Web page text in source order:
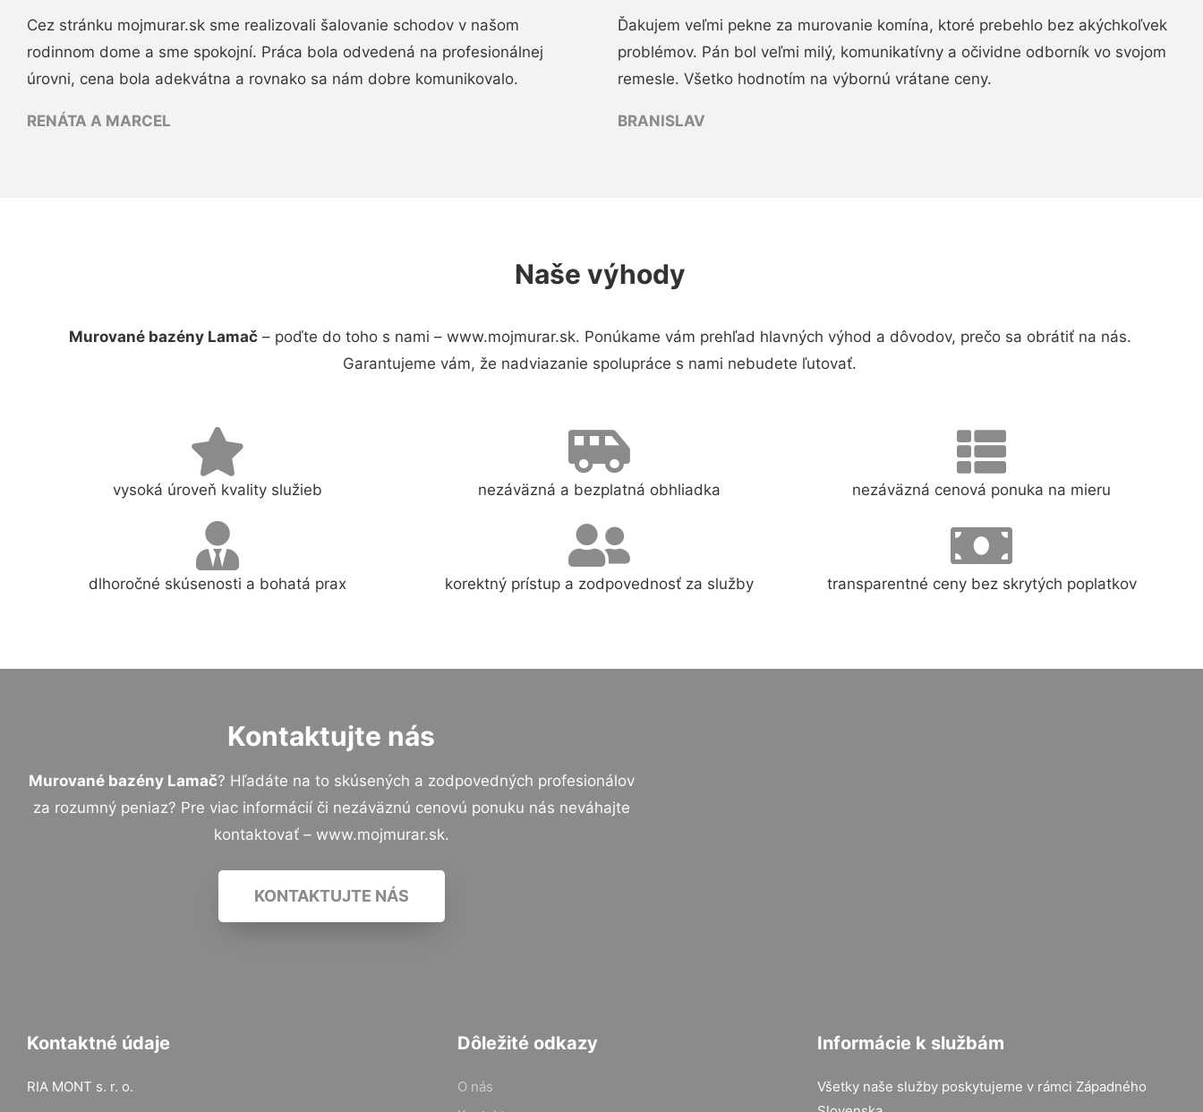
Cez stránku mojmurar.sk sme realizovali šalovanie schodov v našom
rodinnom dome a sme spokojní. Práca bola odvedená na profesionálnej
úrovni, cena bola adekvátna a rovnako sa nám dobre komunikovalo.
RENÁTA A MARCEL
Ďakujem veľmi pekne za murovanie komína, ktoré prebehlo bez akýchkoľvek
problémov. Pán bol veľmi milý, komunikatívny a očividne odborník vo svojom
remesle. Všetko hodnotím na výbornú vrátane ceny.
BRANISLAV
Naše výhody
Murované bazény Lamač– poďte do toho s nami – www.mojmurar.sk. Ponúkame vám prehľad hlavných výhod a dôvodov, prečo sa obrátiť na nás.
Garantujeme vám, že nadviazanie spolupráce s nami nebudete ľutovať.
vysoká úroveň kvality služieb nezáväzná a bezplatná obhliadka nezáväzná cenová ponuka na mieru
dlhoročné skúsenosti a bohatá prax korektný prístup a zodpovednosť za služby transparentné ceny bez skrytých poplatkov
Kontaktujte nás
Murované bazény Lamač? Hľadáte na to skúsených a zodpovedných profesionálov
za rozumný peniaz? Pre viac informácií či nezáväznú cenovú ponuku nás neváhajte
kontaktovať – www.mojmurar.sk.
KONTAKTUJTE NÁS
Kontaktné údaje
RIA MONT s. r. o.
Dôležité odkazy
O nás
Informácie k službám
Všetky naše služby poskytujeme v rámci Západného